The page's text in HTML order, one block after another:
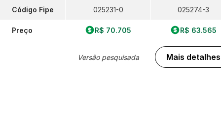
Código Fipe
Preço
025231-0
R$ 70.705
Versão pesquisada
025274-3
R$ 63.565
Mais detalhes